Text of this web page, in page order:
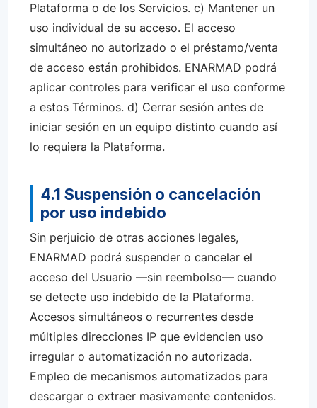
Plataforma o de los Servicios. c) Mantener un
uso individual de su acceso. El acceso
simultáneo no autorizado o el préstamo/venta
de acceso están prohibidos. ENARMAD podrá
aplicar controles para verificar el uso conforme
a estos Términos. d) Cerrar sesión antes de
iniciar sesión en un equipo distinto cuando así
lo requiera la Plataforma.
4.1 Suspensión o cancelación
por uso indebido
Sin perjuicio de otras acciones legales,
ENARMAD podrá suspender o cancelar el
acceso del Usuario —sin reembolso— cuando
se detecte uso indebido de la Plataforma.
Accesos simultáneos o recurrentes desde
múltiples direcciones IP que evidencien uso
irregular o automatización no autorizada.
Empleo de mecanismos automatizados para
descargar o extraer masivamente contenidos.